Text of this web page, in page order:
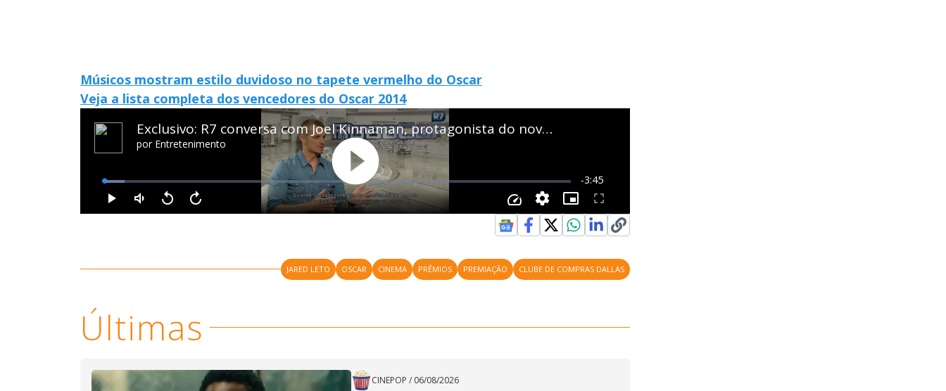
Músicos mostram estilo duvidoso no tapete vermelho do Oscar
Veja a lista completa dos vencedores do Oscar 2014
JARED LETO OSCAR CINEMA PRÊMIOS PREMIAÇÃO CLUBE DE COMPRAS DALLAS
Últimas
CINEPOP / 06/08/2026